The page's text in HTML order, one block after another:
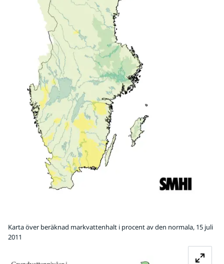
Karta över beräknad markvattenhalt i procent av den normala, 15 juli
2011